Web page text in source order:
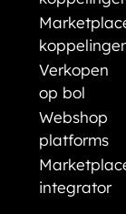
Verkopen
op bol
Webshop
platforms
integrator